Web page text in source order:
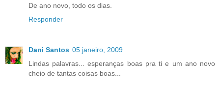
De ano novo, todo os dias.
Responder
Dani Santos 05 janeiro, 2009
Lindas palavras... esperanças boas pra ti e um ano novo
cheio de tantas coisas boas...